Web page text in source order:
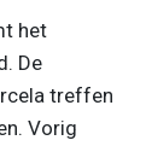
het
De
treffen
Vorig